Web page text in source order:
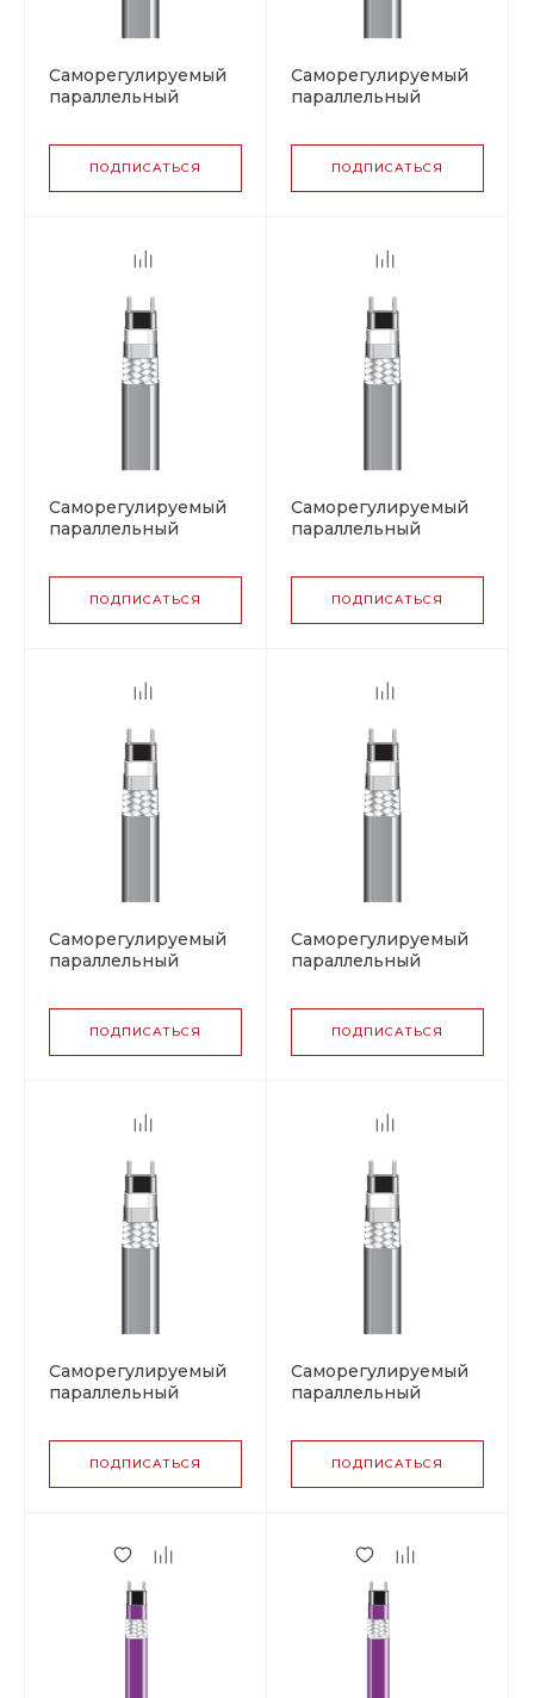
Саморегулируемый
параллельный
BARTEC PSBL 15 (07-
5807-2155),
ПОДПИСАТЬСЯ
Саморегулируемый
параллельный
BARTEC PSBL 15 (07-
5807-2156),
ПОДПИСАТЬСЯ
Саморегулируемый
параллельный
BARTEC PSBL 20 (07-
5807-2205),
ПОДПИСАТЬСЯ
Саморегулируемый
параллельный
BARTEC PSBL 20 (07-
5807-2206),
ПОДПИСАТЬСЯ
Саморегулируемый
параллельный
BARTEC PSBL 25 (07-
5807-2255),
ПОДПИСАТЬСЯ
Саморегулируемый
параллельный
BARTEC PSBL 25 (07-
5807-2256),
ПОДПИСАТЬСЯ
Саморегулируемый
параллельный
BARTEC PSBL 30 (07-
5807-2306),
ПОДПИСАТЬСЯ
Саморегулируемый
параллельный
BARTEC PSBL 30 (07-
5807-2355),
ПОДПИСАТЬСЯ